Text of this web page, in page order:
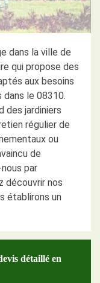
dans la ville de
qui propose des
aux besoins
le 08310.
des jardiniers
régulier de
ou
de
par
découvrir nos
établirons un
détaillé en